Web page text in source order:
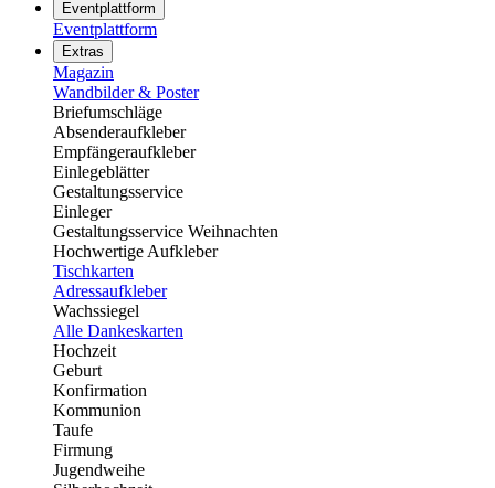
Eventplattform
Eventplattform
Extras
Magazin
Wandbilder & Poster
Briefumschläge
Absenderaufkleber
Empfängeraufkleber
Einlegeblätter
Gestaltungsservice
Einleger
Gestaltungsservice Weihnachten
Hochwertige Aufkleber
Tischkarten
Adressaufkleber
Wachssiegel
Alle Dankeskarten
Hochzeit
Geburt
Konfirmation
Kommunion
Taufe
Firmung
Jugendweihe